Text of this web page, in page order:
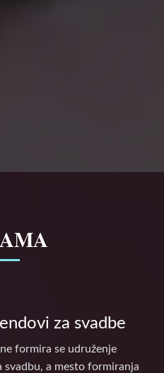
za svadbe
formira se udruženje
svadbu, a mesto formiranja